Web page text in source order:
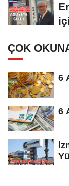
ÇOK
6
6